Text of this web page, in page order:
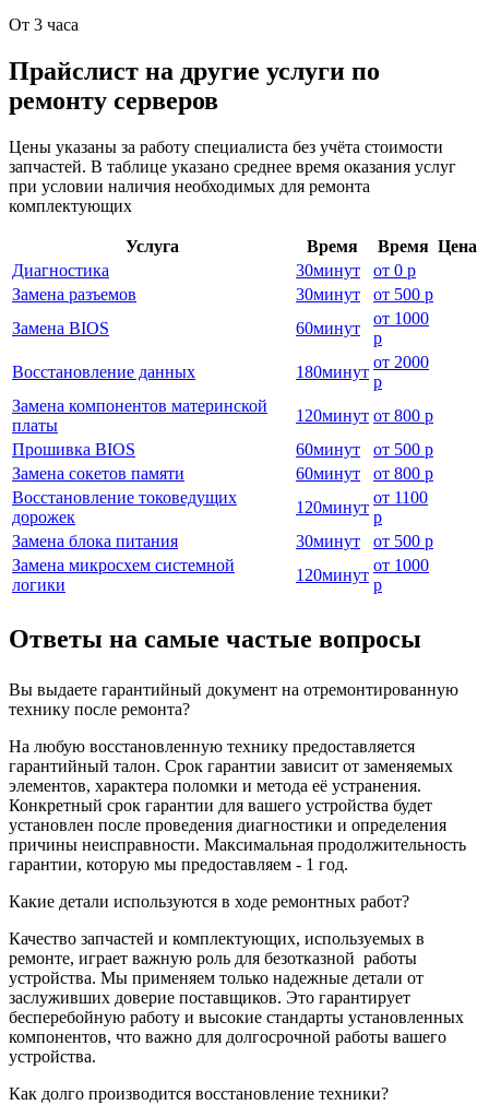
От 3 часа
Прайслист на другие услуги по
ремонту серверов
Цены указаны за работу специалиста без учёта стоимости
запчастей. В таблице указано среднее время оказания услуг
при условии наличия необходимых для ремонта
комплектующих
Услуга Время Время Цена
Диагностика
30минут от 0 р
Замена разъемов
30минут от 500 р
Замена BIOS
60минут
от 1000
р
Восстановление данных
180минут
от 2000
р
Замена компонентов материнской
платы
120минут от 800 р
Прошивка BIOS
60минут от 500 р
Замена сокетов памяти
60минут от 800 р
Восстановление токоведущих
дорожек
120минут
от 1100
р
Замена блока питания
30минут от 500 р
Замена микросхем системной
логики
120минут
от 1000
р
Ответы на самые частые вопросы
Вы выдаете гарантийный документ на отремонтированную
технику после ремонта?
На любую восстановленную технику предоставляется
гарантийный талон. Срок гарантии зависит от заменяемых
элементов, характера поломки и метода её устранения.
Конкретный срок гарантии для вашего устройства будет
установлен после проведения диагностики и определения
причины неисправности. Максимальная продолжительность
гарантии, которую мы предоставляем - 1 год.
Какие детали используются в ходе ремонтных работ?
Качество запчастей и комплектующих, используемых в
ремонте, играет важную роль для безотказной работы
устройства. Мы применяем только надежные детали от
заслуживших доверие поставщиков. Это гарантирует
бесперебойную работу и высокие стандарты установленных
компонентов, что важно для долгосрочной работы вашего
устройства.
Как долго производится восстановление техники?